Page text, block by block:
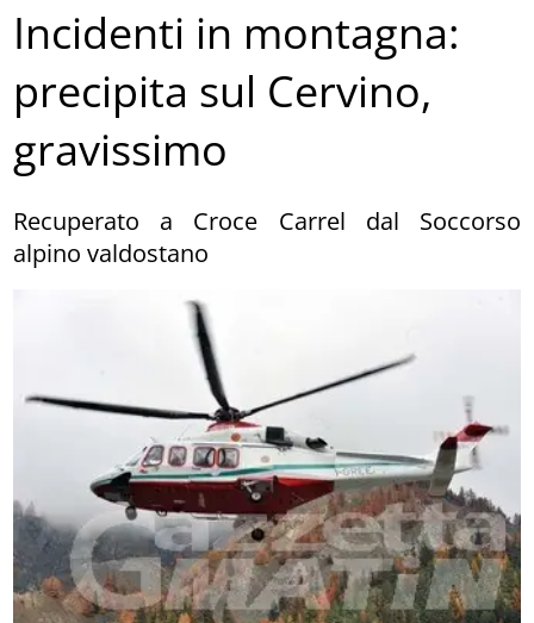
Incidenti in montagna:
precipita sul Cervino,
gravissimo
Recuperato a Croce Carrel dal Soccorso
alpino valdostano